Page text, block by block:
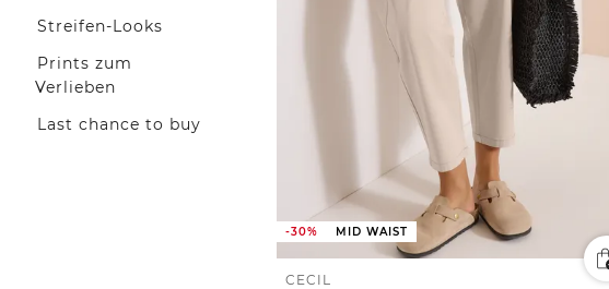
Streifen-Looks
Prints zum
Verlieben
Last chance to buy
-30% MID WAIST
CECIL